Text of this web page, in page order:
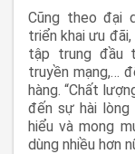
Cũng theo đại
triển khai ưu
tập trung đầu
truyền mạng,…
hàng. “Chất
đến sự hài lòng
hiểu và mong
dùng nhiều hơn